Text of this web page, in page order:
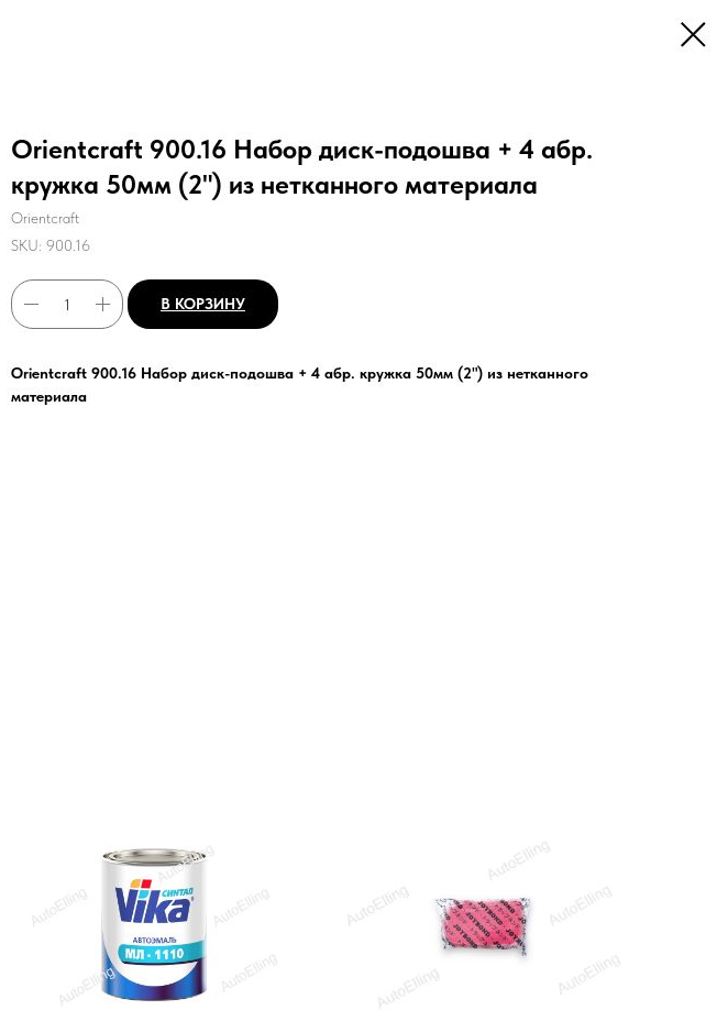
Orientcraft 900.16 Набор диск-подошва + 4 абр.
кружка 50мм (2") из нетканного материала
Orientcraft
SKU: 900.16
В КОРЗИНУ
Orientcraft 900.16 Набор диск-подошва + 4 абр. кружка 50мм (2") из нетканного
материала